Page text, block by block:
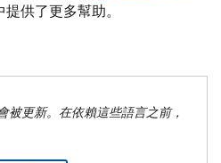
提供了更多幫助。
被更新。在依賴這些語言之前，